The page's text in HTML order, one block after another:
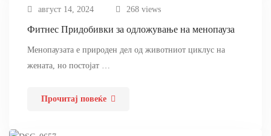
август 14, 2024 268 views
Фитнес Придобивки за одложување на менопауза
Менопаузата е природен дел од животниот циклус на
жената, но постојат …
Прочитај повеќе